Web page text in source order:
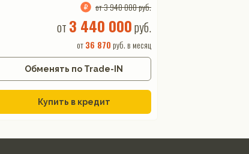
от 3 940 000 руб.
от 3 440 000руб.
от36 870 руб. в месяц
Обменять по Trade-IN
Купить в кредит